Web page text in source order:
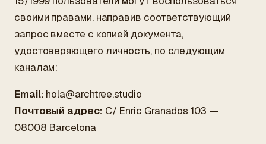
своими правами, направив соответствующий
запрос вместе с копией документа,
удостоверяющего личность, по следующим
каналам:
Email: hola@archtree.studio
Почтовый адрес: C/ Enric Granados 103 —
08008 Barcelona